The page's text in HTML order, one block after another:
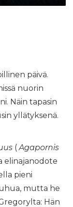
päivä.
nuorin
Näin tapasin
yllätyksenä.
( Agapornis
elinajanodote
pieni
mutta he
Hän